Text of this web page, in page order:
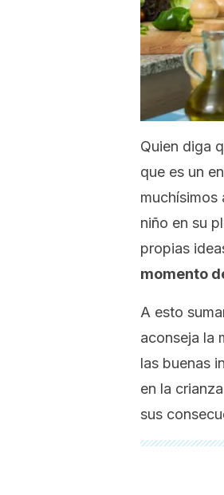
Quien diga
que es un
muchísimos
niño en su
propias
momento
A esto
aconseja la
las buenas
en la
sus